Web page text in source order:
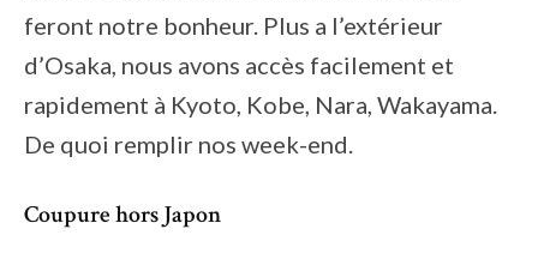
feront notre bonheur. Plus a l’extérieur
d’Osaka, nous avons accès facilement et
rapidement à Kyoto, Kobe, Nara, Wakayama.
De quoi remplir nos week-end.
Coupure hors Japon